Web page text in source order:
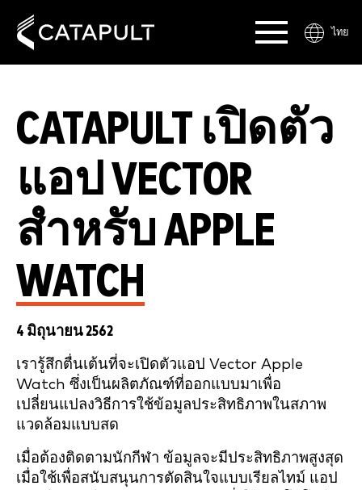
ไทย
CATAPULT เปิดตัว
แอป VECTOR
สำหรับ APPLE
WATCH
4 มิถุนายน 2562
เรารู้สึกตื่นเต้นที่จะเปิดตัวแอป Vector Apple
Watch ซึ่งเป็นผลิตภัณฑ์ที่ออกแบบมาเพื่อ
เปลี่ยนแปลงวิธีการใช้ข้อมูลประสิทธิภาพในสภาพ
แวดล้อมแบบสด
เมื่อต้องติดตามนักกีฬา ข้อมูลจะมีประสิทธิภาพสูงสุด
เมื่อใช้เพื่อสนับสนุนการตัดสินใจแบบเรียลไทม์ แอป